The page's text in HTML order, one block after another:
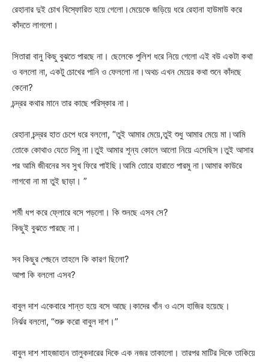
রেহানার দুই চোখ বিস্ফোরিত হয়ে গেলো।মেয়েকে জড়িয়ে ধরে রেহানা হাউমাউ করে
কাঁদতে লাগলো।
সিতারা বানু কিছু বুঝতে পারছে না। ছেলেকে পুলিশ ধরে নিয়ে গেলো এই বউ একটা কথা
ও বললো না, একটু চোখের পানি ও ফেললো না।অথচ এখন মেয়ের কথা শুনে কাঁদছে
কেনো?
চন্দ্রর কথার মানে তার কাছে পরিস্কার না।
রেহানা চন্দ্রর হাত চেপে ধরে বললো, “তুই আমার মেয়ে,তুই শুধু আমার মেয়ে মা।আমি
তোকে কোথাও যেতে দিমু না।তুই আমার শূন্য কোলে আলো নিয়ে এসেছিস।তুই আসার
পর আমি জীবনের সব সুখ ফিরে পাইছি।আমি তোরে হারাতে পারমু না।আমার কাউরে
লাগবো না মা তুই ছাড়া। ”
শর্মী ধপ করে ফ্লোরে বসে পড়লো। কি শুনছে এসব সে?
কিছুই বুঝতে পারছে না।
সব কিছুর পেছনে তাহলে কি কারণ ছিলো?
আপা কি বললো এসব?
বাবুল দাশ একেবারে শান্ত হয়ে বসে আছে।কাদের খাঁন ও এসে হাজির হয়েছে।
নির্ঝর বললো, “শুরু করো বাবুল দাশ।”
বাবুল দাশ শাহজাহান তালুকদারের দিকে এক নজর তাকালো। তারপর মাটির দিকে তাকিয়ে